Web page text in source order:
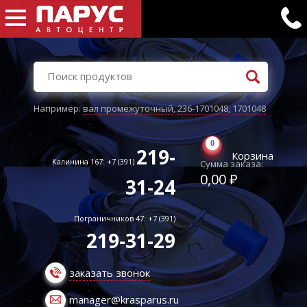
Например:вал промежуточный,236-1701048,1701048
Калинина 167: +7 (391) 219-
31-24
Пограничников 47: +7 (391)
219-31-29
заказать звонок
manager@krasparus.ru
0
Корзина
Сумма заказа:
0,00 ₽